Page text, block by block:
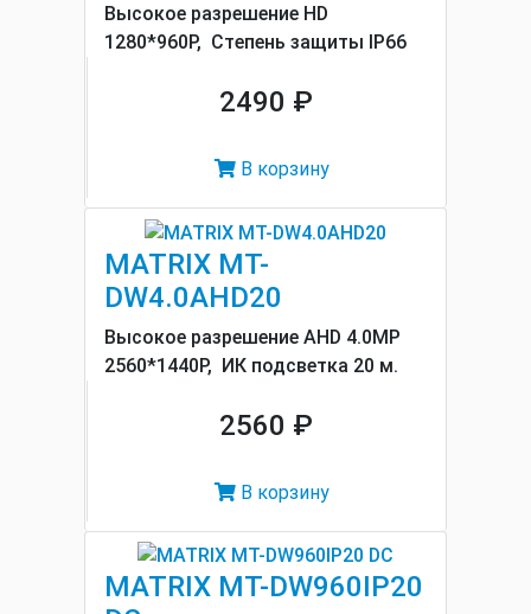
Высокое разрешение HD
1280*960P, Cтепень защиты IP66
2490 ₽
В корзину
MATRIX MT-
DW4.0AHD20
Высокое разрешение AHD 4.0MP
2560*1440P, ИК подсветка 20 м.
2560 ₽
В корзину
MATRIX MT-DW960IP20